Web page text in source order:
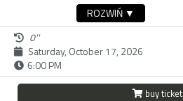
ROZWIŃ ▼
0''
Saturday, October 17, 2026
6:00 PM
buy ticket